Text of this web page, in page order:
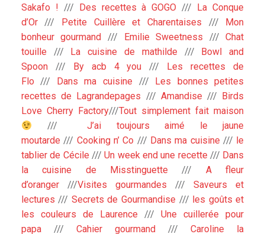
Sakafo ! /// Des recettes à GOGO/// La Conque
d’Or/// Petite Cuillère et Charentaises /// Mon
bonheur gourmand /// Emilie Sweetness ///Chat
touille /// La cuisine de mathilde /// Bowl and
Spoon /// By acb 4 you/// Les recettes de
Flo /// Dans ma cuisine /// Les bonnes petites
recettes de Lagrandepages /// Amandise /// Birds
Love Cherry Factory///Tout simplement fait maison
///J’ai toujours aimé le jaune
moutarde /// Cooking n’ Co /// Dans ma cuisine /// le
tablier de Cécile ///Un week end une recette /// Dans
la cuisine de Misstinguette /// A fleur
d’oranger ///Visites gourmandes /// Saveurs et
lectures/// Secrets de Gourmandise /// les goûts et
les couleurs de Laurence///Une cuillerée pour
papa/// Cahier gourmand ///Caroline la